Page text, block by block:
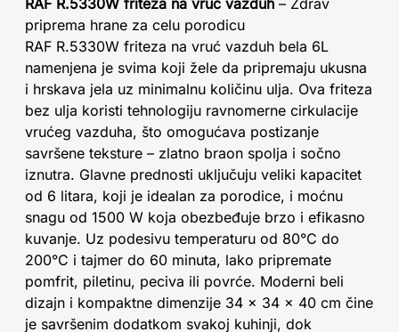
RAF R.5330W friteza na vruć vazduh – Zdrav
priprema hrane za celu porodicu
RAF R.5330W friteza na vruć vazduh bela 6L
namenjena je svima koji žele da pripremaju ukusna
i hrskava jela uz minimalnu količinu ulja. Ova friteza
bez ulja koristi tehnologiju ravnomerne cirkulacije
vrućeg vazduha, što omogućava postizanje
savršene teksture – zlatno braon spolja i sočno
iznutra. Glavne prednosti uključuju veliki kapacitet
od 6 litara, koji je idealan za porodice, i moćnu
snagu od 1500 W koja obezbeđuje brzo i efikasno
kuvanje. Uz podesivu temperaturu od 80°C do
200°C i tajmer do 60 minuta, lako pripremate
pomfrit, piletinu, peciva ili povrće. Moderni beli
dizajn i kompaktne dimenzije 34 x 34 x 40 cm čine
je savršenim dodatkom svakoj kuhinji, dok